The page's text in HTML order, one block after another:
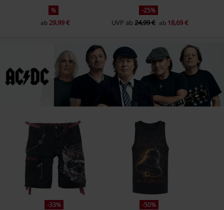
%
ab 29,99 €
-25%
UVP ab24,99 € ab 18,69 €
-33% -50%